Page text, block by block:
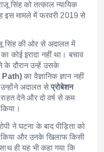
सिंह को तत्काल न्यायिक
इस मामले में फरवरी 2019 से
सिंह की ओर से अदालत में
कोई इरादा नहीं था। बचाव
के दौरान उन्हें उसके
Path) का वैज्ञानिक ज्ञान नहीं
अदालत सेप्रोबेशन
देने और दो वर्ष से कम
ने घटना के बाद पीड़िता को
और उनके खिलाफ किसी
ही यह भी कहा गया कि